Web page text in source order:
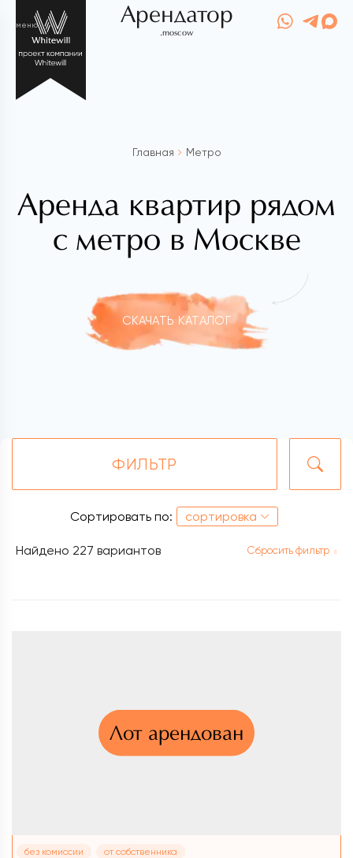
меню Арендатор
.moscow
Главная Метро
Аренда квартир рядом
с метро в Москве
СКАЧАТЬ КАТАЛОГ
ФИЛЬТР
Найдено 227 вариантов Сбросить фильтр
Сортировать по: сортировка
Лот арендован
без комиссии от собственника